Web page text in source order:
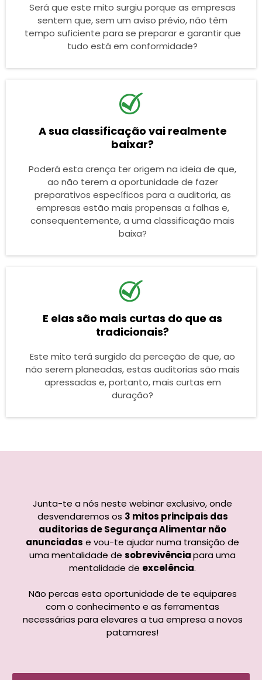
Será que este mito surgiu porque as empresas
sentem que, sem um aviso prévio, não têm
tempo suficiente para se preparar e garantir que
tudo está em conformidade?
A sua classificação vai realmente
baixar?
Poderá esta crença ter origem na ideia de que,
ao não terem a oportunidade de fazer
preparativos específicos para a auditoria, as
empresas estão mais propensas a falhas e,
consequentemente, a uma classificação mais
baixa?
E elas são mais curtas do que as
tradicionais?
Este mito terá surgido da perceção de que, ao
não serem planeadas, estas auditorias são mais
apressadas e, portanto, mais curtas em
duração?
Junta-te a nós neste webinar exclusivo, onde
desvendaremos os 3 mitos principais das
auditorias de Segurança Alimentar não
anunciadas e vou-te ajudar numa transição de
uma mentalidade de sobrevivênciapara uma
mentalidade de excelência.
Não percas esta oportunidade de te equipares
com o conhecimento e as ferramentas
necessárias para elevares a tua empresa a novos
patamares!